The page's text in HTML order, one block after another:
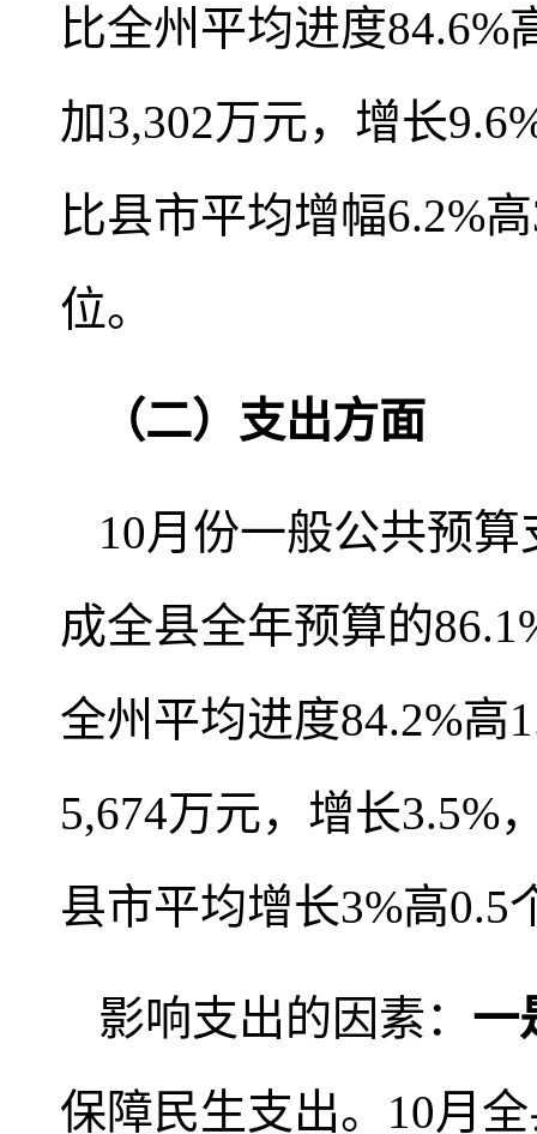
比全州平均进度
加3,302万元，增长
比县市平均增幅6.2%
位。
（二） 支出方面
10月份一般公共预
成全县全年预算的
全州平均进度84.2%高
5,674万元，增长3.5%
县市平均增长3%高
影响支出的因素： 一
保障民生支出。10月